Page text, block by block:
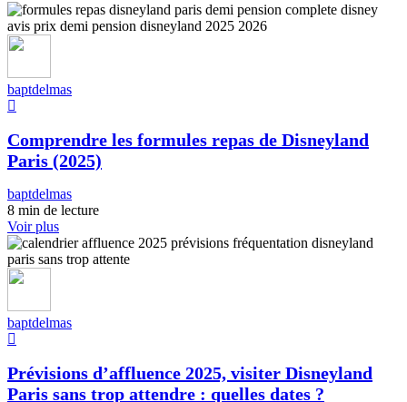
baptdelmas
Comprendre les formules repas de Disneyland
Paris (2025)
baptdelmas
8 min de lecture
Voir plus
baptdelmas
Prévisions d’affluence 2025, visiter Disneyland
Paris sans trop attendre : quelles dates ?